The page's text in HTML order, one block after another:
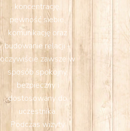
koncentrację,
pewność siebie,
komunikację oraz
budowanie relacji –
oczywiście zawsze w
sposób spokojny,
bezpieczny i
dostosowany do
uczestnika.
Podczas wizyty